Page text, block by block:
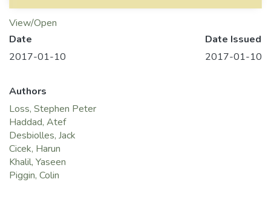
View/Open
Date
2017-01-10
Date Issued
2017-01-10
Authors
Loss, Stephen Peter
Haddad, Atef
Desbiolles, Jack
Cicek, Harun
Khalil, Yaseen
Piggin, Colin